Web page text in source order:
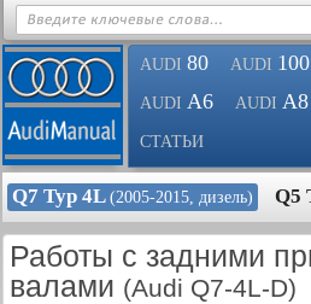
AUDI 80 AUDI 100
AUDI A6 AUDI A8
СТАТЬИ
Q7 Typ 4L (2005-2015, дизель) Q5
Работы с задними
валами (Audi Q7-4L-D)